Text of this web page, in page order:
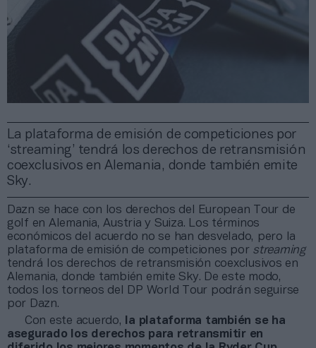
La plataforma de emisión de competiciones por
‘streaming’ tendrá los derechos de retransmisión
coexclusivos en Alemania, donde también emite
Sky.
Dazn se hace con los derechos del European Tour de
golf en Alemania, Austria y Suiza. Los términos
económicos del acuerdo no se han desvelado, pero la
plataforma de emisión de competiciones por streaming
tendrá los derechos de retransmisión coexclusivos en
Alemania, donde también emite Sky. De este modo,
todos los torneos del DP World Tour podrán seguirse
por Dazn.
Con este acuerdo,
la plataforma también se ha
asegurado los derechos para retransmitir en